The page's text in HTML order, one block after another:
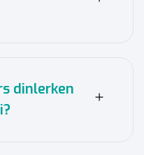
dinlerken